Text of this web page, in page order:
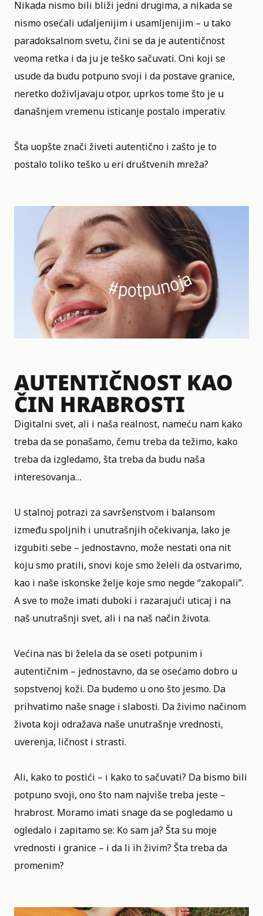
Nikada nismo bili bliži jedni drugima, a nikada se
nismo osećali udaljenijim i usamljenijim – u tako
paradoksalnom svetu, čini se da je autentičnost
veoma retka i da ju je teško sačuvati. Oni koji se
usude da budu potpuno svoji i da postave granice,
neretko doživljavaju otpor, uprkos tome što je u
današnjem vremenu isticanje postalo imperativ.
Šta uopšte znači živeti autentično i zašto je to
postalo toliko teško u eri društvenih mreža?
AUTENTIČNOST KAO
ČIN HRABROSTI
Digitalni svet, ali i naša realnost, nameću nam kako
treba da se ponašamo, čemu treba da težimo, kako
treba da izgledamo, šta treba da budu naša
interesovanja…
U stalnoj potrazi za savršenstvom i balansom
između spoljnih i unutrašnjih očekivanja, lako je
izgubiti sebe – jednostavno, može nestati ona nit
koju smo pratili, snovi koje smo želeli da ostvarimo,
kao i naše iskonske želje koje smo negde “zakopali”.
A sve to može imati duboki i razarajući uticaj i na
naš unutrašnji svet, ali i na naš način života.
Većina nas bi želela da se oseti potpunim i
autentičnim – jednostavno, da se osećamo dobro u
sopstvenoj koži. Da budemo u ono što jesmo. Da
prihvatimo naše snage i slabosti. Da živimo načinom
života koji odražava naše unutrašnje vrednosti,
uverenja, ličnost i strasti.
Ali, kako to postići – i kako to sačuvati? Da bismo bili
potpuno svoji, ono što nam najviše treba jeste –
hrabrost. Moramo imati snage da se pogledamo u
ogledalo i zapitamo se: Ko sam ja? Šta su moje
vrednosti i granice – i da li ih živim? Šta treba da
promenim?